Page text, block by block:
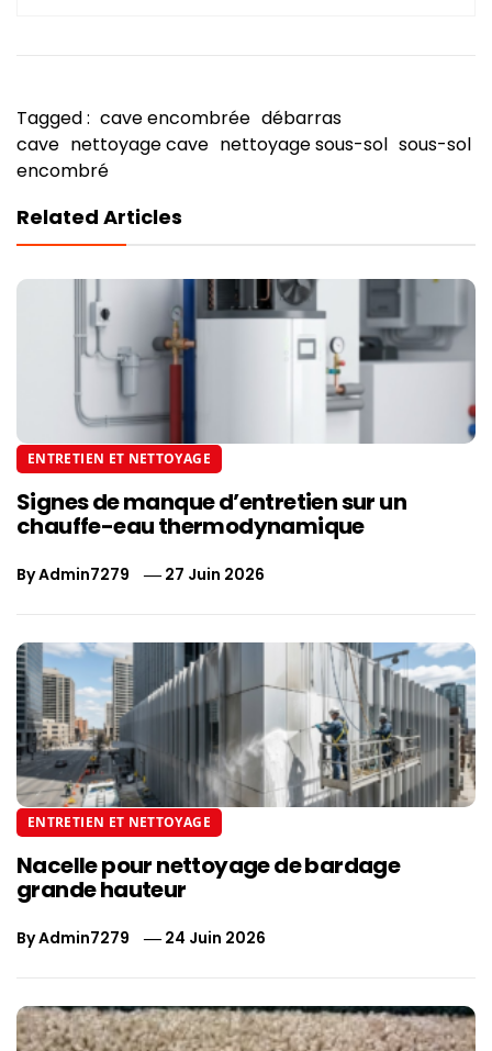
Tagged : cave encombrée débarras
cave nettoyage cave nettoyage sous-sol sous-sol
encombré
Related Articles
ENTRETIEN ET NETTOYAGE
Signes de manque d’entretien sur un
chauffe-eau thermodynamique
ByAdmin7279 27 Juin 2026
ENTRETIEN ET NETTOYAGE
Nacelle pour nettoyage de bardage
grande hauteur
ByAdmin7279 24 Juin 2026